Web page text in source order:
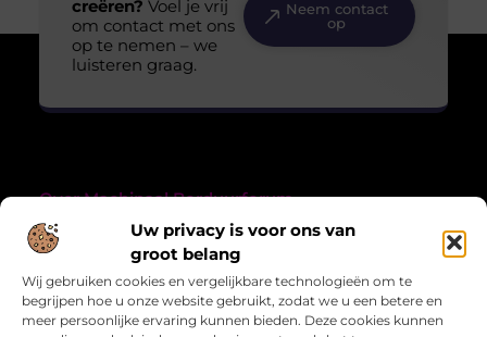
Uw privacy is voor ons van
groot belang
Wij gebruiken cookies en vergelijkbare technologieën om te
begrijpen hoe u onze website gebruikt, zodat we u een betere en
meer persoonlijke ervaring kunnen bieden. Deze cookies kunnen
creëren? Voel je vrij
om contact met ons
op te nemen – we
luisteren graag.
Neem contact
op
Over Machinaal Borduurforum
Machinaalborduurforum.nl combineert de liefde voor
creativiteit en meer.